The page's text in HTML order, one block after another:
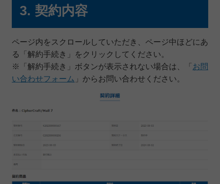
3. 契約内容
ページ内をスクロールしていただき、ページ中ほどにあ
る「解約手続き」をクリックしてください。
※「解約手続き」ボタンが表示されない場合は、「 お問
い合わせフォーム 」からお問い合わせください。